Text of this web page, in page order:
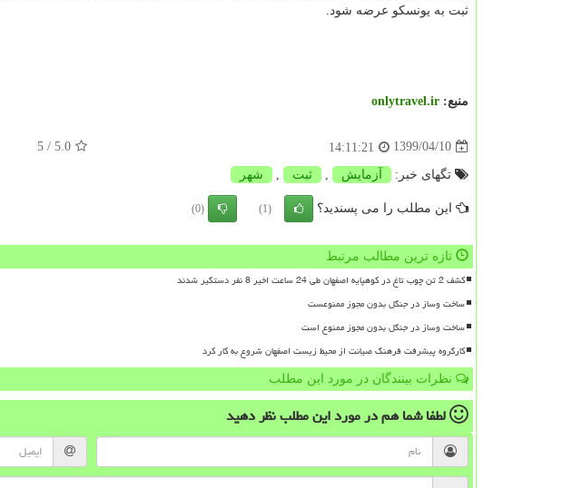
ثبت به یونسکو عرضه شود.
منبع: onlytravel.ir
1399/04/10
14:11:21
5.0
/ 5
تگهای خبر: آزمایش ثبت شهر
این مطلب را می پسندید؟ (1)
(0)
تازه ترین مطالب مرتبط
کشف 2 تن چوب تاغ در کوهپایه اصفهان طی 24 ساعت اخیر 8 نفر دستگیر شدند
ساخت وساز در جنگل بدون مجوز ممنوعست
ساخت وساز در جنگل بدون مجوز ممنوع است
کارگروه پیشرفت فرهنگ صیانت از محیط زیست اصفهان شروع به کار کرد
نظرات بینندگان در مورد این مطلب
لطفا شما همدر مورد این مطلبنظر دهید